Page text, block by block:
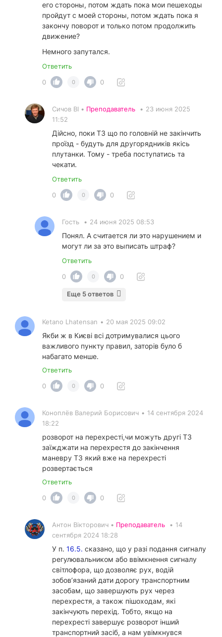
его стороны, потом ждать пока мои пешеходы
пройдут с моей стороны, потом ждать пока я
закончу поворот и только потом продолжить
движение?
Немного запутался.
Ответить
0
0 0
Сичов ВІ • Преподаватель • 23 июня 2025
11:52
Дійсно, поки ТЗ що по головній не закінчить
проїзд - будуть для другорядників якісь
плутанки. Тому - треба поступатись та
чекати.
Ответить
0
0 0
Гость • 24 июня 2025 08:53
Понял. А считается ли это нарушением и
могут ли за это выписать штраф?
Ответить
0
0 0
Еще 5 ответов
Ketano Lhatensan • 20 мая 2025 09:02
Якби ж в Києві всі дотримувалися цього
важливого пункту правил, заторів було б
набагато менше.
Ответить
0
0 0
Коноплёв Валерий Борисович • 14 сентября 2024
18:22
розворот на перехресті,чи можуть другі ТЗ
заїжджати на перехрестя до закінчення
маневру ТЗ який вже на перехресті
розвертається
Ответить
0
0 0
Антон Вікторович • Преподаватель • 14
сентября 2024 18:28
У п. 16.5. сказано, що у разі подання сигналу
регулювальником або ввімкнення сигналу
світлофора, що дозволяє рух, водій
зобов’язаний дати дорогу транспортним
засобам, що завершують рух через
перехрестя, а також пішоходам, які
закінчують перехід. Тобто, якщо на
перехресті завершує розворот інший
транспортний засіб, а нам увімкнувся